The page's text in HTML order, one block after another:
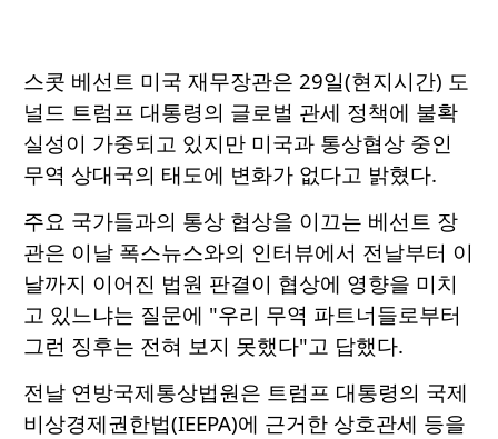
스콧 베선트 미국 재무장관은 29일(현지시간) 도
널드 트럼프 대통령의 글로벌 관세 정책에 불확
실성이 가중되고 있지만 미국과 통상협상 중인
무역 상대국의 태도에 변화가 없다고 밝혔다.
주요 국가들과의 통상 협상을 이끄는 베선트 장
관은 이날 폭스뉴스와의 인터뷰에서 전날부터 이
날까지 이어진 법원 판결이 협상에 영향을 미치
고 있느냐는 질문에 "우리 무역 파트너들로부터
그런 징후는 전혀 보지 못했다"고 답했다.
전날 연방국제통상법원은 트럼프 대통령의 국제
비상경제권한법(IEEPA)에 근거한 상호관세 등을